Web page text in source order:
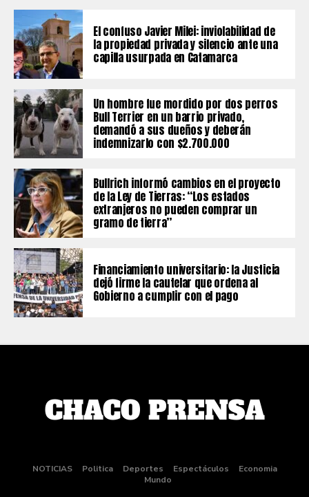
El confuso Javier Milei: inviolabilidad de
la propiedad privada y silencio ante una
capilla usurpada en Catamarca
Un hombre fue mordido por dos perros
Bull Terrier en un barrio privado,
demandó a sus dueños y deberán
indemnizarlo con $2.700.000
Bullrich informó cambios en el proyecto
de la Ley de Tierras: “Los estados
extranjeros no pueden comprar un
gramo de tierra”
Financiamiento universitario: la Justicia
dejó firme la cautelar que ordena al
Gobierno a cumplir con el pago
NOTICIAS Politica Deportes Espectáculos
Economia
Mundo